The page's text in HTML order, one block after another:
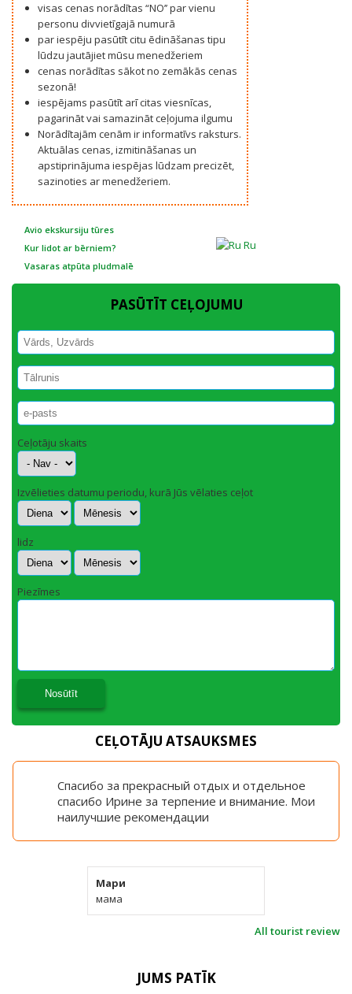
visas cenas norādītas “NO’’ par vienu
personu divvietīgajā numurā
par iespēju pasūtīt citu ēdināšanas tipu
lūdzu jautājiet mūsu menedžeriem
cenas norādītas sākot no zemākās cenas
sezonā!
iespējams pasūtīt arī citas viesnīcas,
pagarināt vai samazināt ceļojuma ilgumu
Norādītajām cenām ir informatīvs raksturs.
Aktuālas cenas, izmitināšanas un
apstiprinājuma iespējas lūdzam precizēt,
sazinoties ar menedžeriem.
Avio ekskursiju tūres
Kur lidot ar bērniem?
Vasaras atpūta pludmalē
Ru
PASŪTĪT CEĻOJUMU
Vārds, Uzvārds
Tālrunis
e-pasts
Ceļotāju skaits
Izvēlieties datumu periodu, kurā Jūs vēlaties ceļot
Diena
Mēnesis
lidz
Diena
Mēnesis
Piezīmes
CEĻOTĀJU ATSAUKSMES
Спасибо за прекрасный отдых и отдельное
спасибо Ирине за терпение и внимание. Мои
наилучшие рекомендации
Мари
мама
All tourist review
JUMS PATĪK